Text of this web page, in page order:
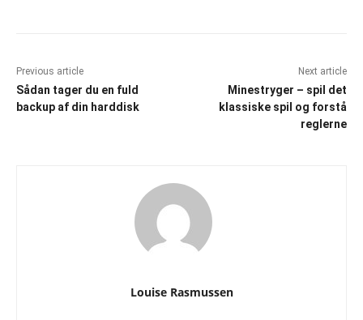
Previous article
Sådan tager du en fuld
backup af din harddisk
Next article
Minestryger – spil det
klassiske spil og forstå
reglerne
Louise Rasmussen